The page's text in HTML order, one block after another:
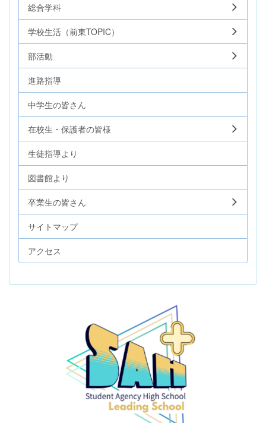
総合学科
学校生活（前東TOPIC）
部活動
進路指導
中学生の皆さん
在校生・保護者の皆様
生徒指導より
図書館より
卒業生の皆さん
サイトマップ
アクセス